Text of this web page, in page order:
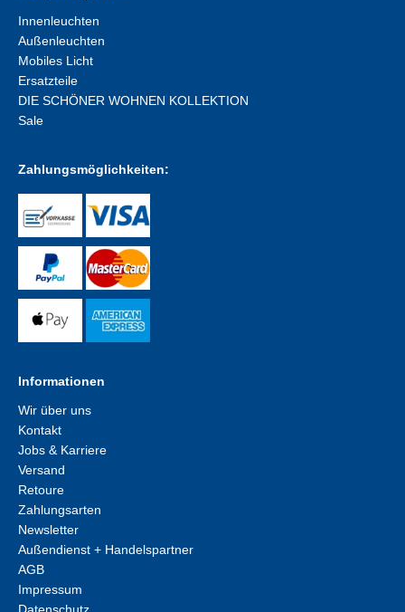
Innenleuchten
Außenleuchten
Mobiles Licht
Ersatzteile
DIE SCHÖNER WOHNEN KOLLEKTION
Sale
Zahlungsmöglichkeiten:
Informationen
Wir über uns
Kontakt
Jobs & Karriere
Versand
Retoure
Zahlungsarten
Newsletter
Außendienst + Handelspartner
AGB
Impressum